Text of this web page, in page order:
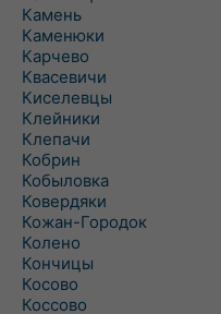
Камень
Каменюки
Карчево
Квасевичи
Киселевцы
Клейники
Клепачи
Кобрин
Кобыловка
Ковердяки
Кожан-Городок
Колено
Кончицы
Косово
Коссово